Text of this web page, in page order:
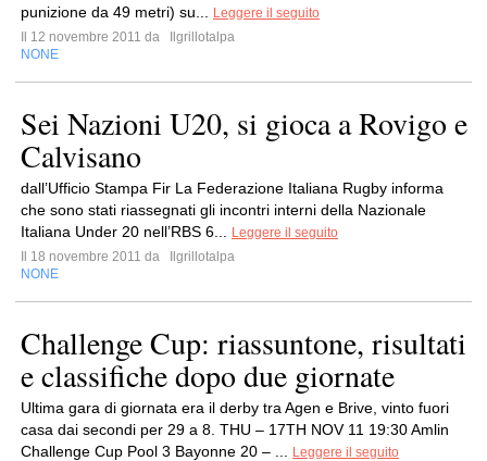
punizione da 49 metri) su...
Leggere il seguito
Il 12 novembre 2011 da
Ilgrillotalpa
NONE
Sei Nazioni U20, si gioca a Rovigo e
Calvisano
dall’Ufficio Stampa Fir La Federazione Italiana Rugby informa
che sono stati riassegnati gli incontri interni della Nazionale
Italiana Under 20 nell’RBS 6...
Leggere il seguito
Il 18 novembre 2011 da
Ilgrillotalpa
NONE
Challenge Cup: riassuntone, risultati
e classifiche dopo due giornate
Ultima gara di giornata era il derby tra Agen e Brive, vinto fuori
casa dai secondi per 29 a 8. THU – 17TH NOV 11 19:30 Amlin
Challenge Cup Pool 3 Bayonne 20 – ...
Leggere il seguito